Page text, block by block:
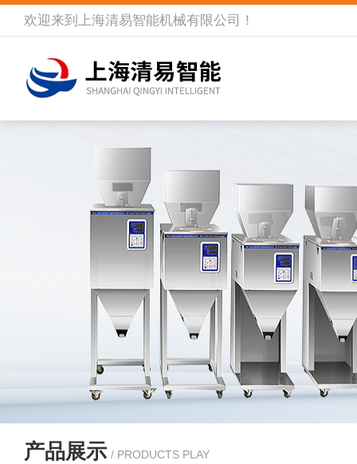
欢迎来到 上海清易智能机械有限公司 ！
产品展示 / PRODUCTS PLAY